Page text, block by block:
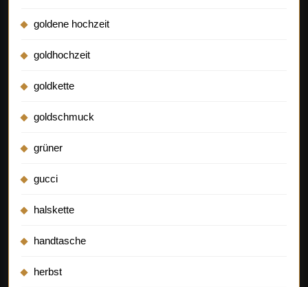
goldene hochzeit
goldhochzeit
goldkette
goldschmuck
grüner
gucci
halskette
handtasche
herbst